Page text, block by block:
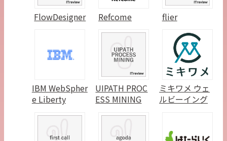
FlowDesigner Refcome flier
IBM WebSpher
e Liberty
UIPATH PROC
ESS MINING
ミキワメ ウェ
ルビーイング